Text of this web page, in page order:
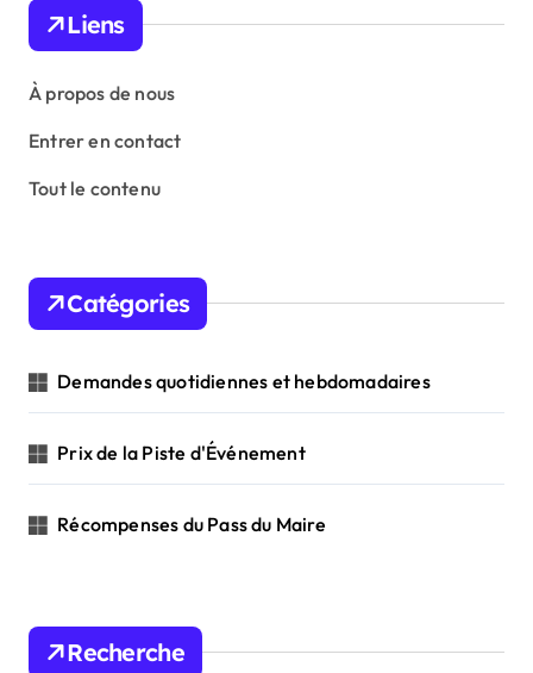
n
a
t
i
o
n
Liens
À propos de nous
Entrer en contact
Tout le contenu
Catégories
Demandes quotidiennes et hebdomadaires
Prix de la Piste d'Événement
Récompenses du Pass du Maire
Recherche